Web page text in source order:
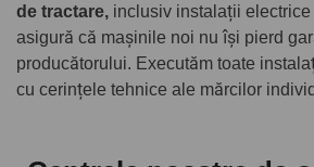
de tractare, inclusiv instalații
asigură că mașinile noi nu își pierd
producătorului. Executăm toate
cu cerințele tehnice ale mărcilor